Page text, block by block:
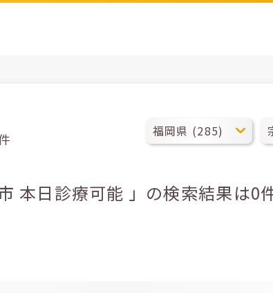
本日診療可能 」の検索結果は0